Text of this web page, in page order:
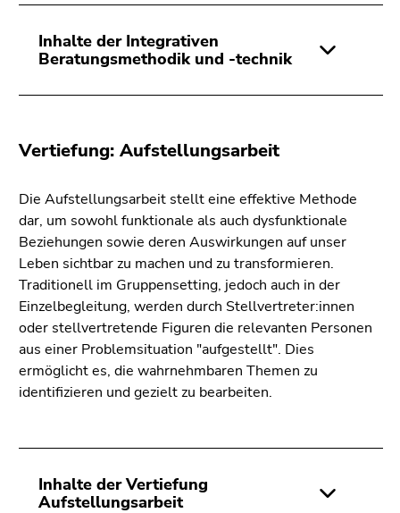
Inhalte der Integrativen
Beratungsmethodik und -technik
Vertiefung: Aufstellungsarbeit
Die Aufstellungsarbeit stellt eine effektive Methode
dar, um sowohl funktionale als auch dysfunktionale
Beziehungen sowie deren Auswirkungen auf unser
Leben sichtbar zu machen und zu transformieren.
Traditionell im Gruppensetting, jedoch auch in der
Einzelbegleitung, werden durch Stellvertreter:innen
oder stellvertretende Figuren die relevanten Personen
aus einer Problemsituation "aufgestellt". Dies
ermöglicht es, die wahrnehmbaren Themen zu
identifizieren und gezielt zu bearbeiten.
Inhalte der Vertiefung
Aufstellungsarbeit